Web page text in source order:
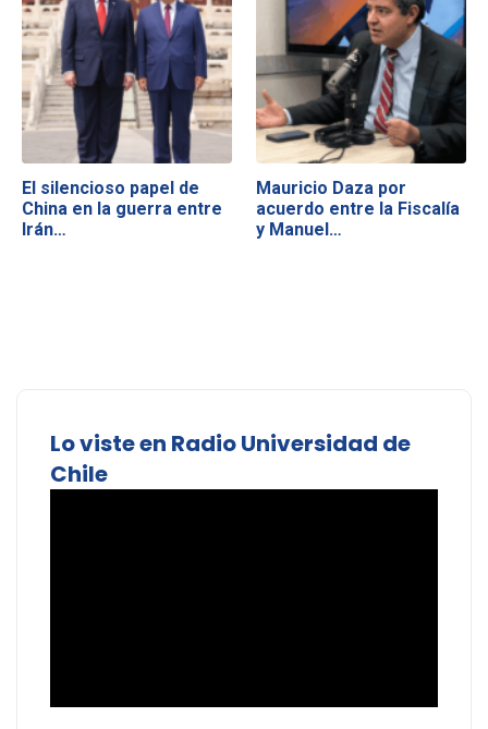
El silencioso papel de
China en la guerra entre
Irán…
Mauricio Daza por
acuerdo entre la Fiscalía
y Manuel…
Lo viste en Radio Universidad de
Chile